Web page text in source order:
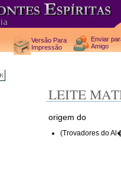
Versão Para
Impressão
Enviar
Amigo
LEITE
origem do
(Trovadores do